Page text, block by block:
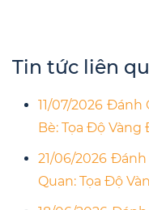
Tin tức liên
11/07/2026 Đánh
Bè: Tọa Độ Vàng
21/06/2026 Đánh
Quan: Tọa Độ